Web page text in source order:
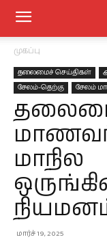
முகப்பு
தலைமைச் செய்திகள்
சேலம்-தெற்கு
சேலம்
தலைமை
மாநில
மார்ச் 19, 2025